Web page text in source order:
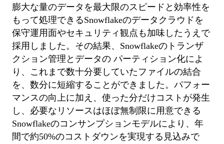
膨大な量のデータを最大限のスピードと効率性を
もって処理できるSnowflakeのデータクラウドを
保守運用面やセキュリティ観点も加味したうえで
採用しました。その結果、Snowflakeのトランザ
クション管理とデータの パーティション化によ
り、これまで数十分要していたファイルの結合
を、数分に短縮することができました。パフォー
マンスの向上に加え、使った分だけコストが発生
し、必要なリソースはほぼ無制限に用意できる
Snowflakeのコンサンプションモデルにより、年
間で約50%のコストダウンを実現する見込みで